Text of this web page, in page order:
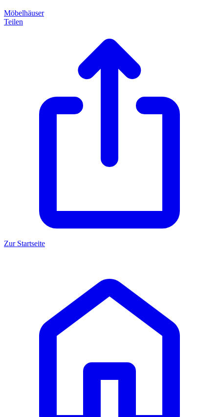
Möbelhäuser
Teilen
Zur Startseite